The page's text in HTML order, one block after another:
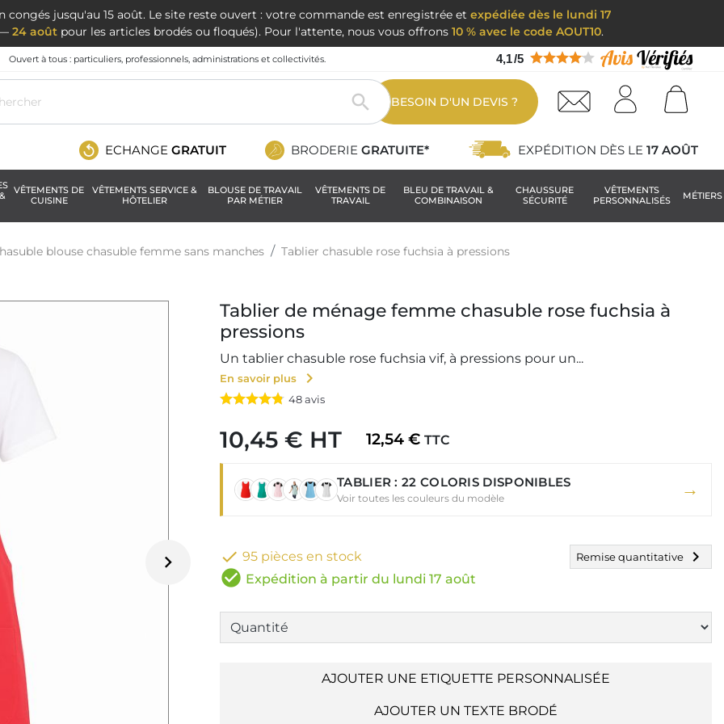
congés jusqu'au 15 août. Le site reste ouvert : votre commande est enregistrée etexpédiée dès le lundi 17
24 août pour les articles brodés ou floqués). Pour l'attente, nous vous offrons 10 % avec le code AOUT10.
Ouvert à tous : particuliers, professionnels, administrations et collectivités. 4,1/5
 BESOIN D'UN DEVIS ?
ECHANGE GRATUIT BRODERIE GRATUITE* EXPÉDITION DÈS LE 17 AOÛT
VÊTEMENTS DE
CUISINE
VÊTEMENTS SERVICE &
HÔTELIER
BLOUSE DE TRAVAIL
PAR MÉTIER
VÊTEMENTS DE
TRAVAIL
BLEU DE TRAVAIL &
COMBINAISON
CHAUSSURE
SÉCURITÉ
VÊTEMENTS
PERSONNALISÉS
MÉTIERS
blouse chasuble femme sans manches Tablier chasuble rose fuchsia à pressions

Tablier de ménage femme chasuble rose fuchsia à
pressions
Un tablier chasuble rose fuchsia vif, à pressions pour un...
En savoir plus chevron_right
48avis
10,45 € HT 12,54 € TTC
TABLIER : 22 COLORIS DISPONIBLES
Voir toutes les couleurs du modèle →
 95 pièces en stock
check_circle Expédition à partir du lundi 17 août
Remise quantitative chevron_right
AJOUTER UNE ETIQUETTE PERSONNALISÉE
AJOUTER UN TEXTE BRODÉ